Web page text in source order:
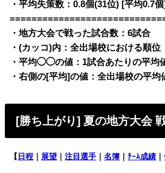
・平均失策数：0.8個(31位) [平均0.7個]
・地方大会で戦った試合数：6試合
・(カッコ)内：全出場校における順位
・平均◯◯の値：1試合あたりの平均
・右側の[平均]の値：全出場校の平均
[勝ち上がり] 夏の地方大会
【 日程 展望 ｜注目選手 ｜名簿 ｜ﾁｰﾑ成績 ｜